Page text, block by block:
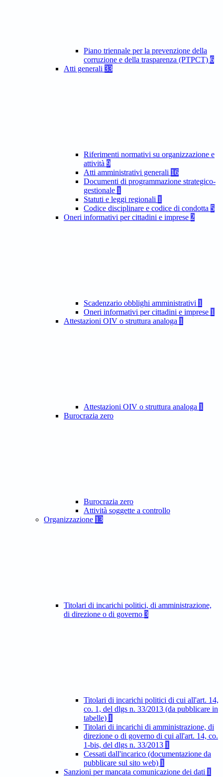
Piano triennale per la prevenzione della
corruzione e della trasparenza (PTPCT) 6
Atti generali 33
Riferimenti normativi su organizzazione e
attività 9
Atti amministrativi generali 16
Documenti di programmazione strategico-
gestionale 1
Statuti e leggi regionali 1
Codice disciplinare e codice di condotta 5
Oneri informativi per cittadini e imprese 2
Scadenzario obblighi amministrativi 1
Oneri informativi per cittadini e imprese 1
Attestazioni OIV o struttura analoga 1
Attestazioni OIV o struttura analoga 1
Burocrazia zero
Burocrazia zero
Attività soggette a controllo
Organizzazione 13
Titolari di incarichi politici, di amministrazione,
di direzione o di governo 3
Titolari di incarichi politici di cui all'art. 14,
co. 1, del dlgs n. 33/2013 (da pubblicare in
tabelle) 1
Titolari di incarichi di amministrazione, di
direzione o di governo di cui all'art. 14, co.
1-bis, del dlgs n. 33/2013 1
Cessati dall'incarico (documentazione da
pubblicare sul sito web) 1
Sanzioni per mancata comunicazione dei dati 1